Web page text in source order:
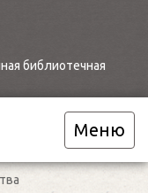
библиотечная
Меню